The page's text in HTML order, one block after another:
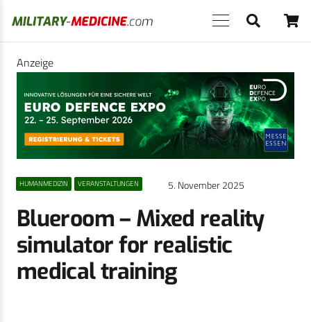
Anzeige
HUMANMEDIZIN VERANSTALTUNGEN 5. November 2025
Blueroom – Mixed reality
simulator for realistic
medical training